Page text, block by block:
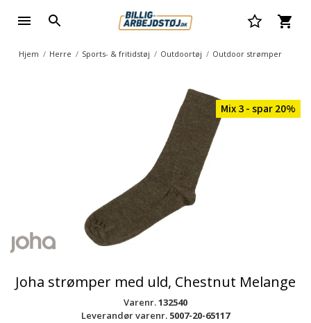
Hjem Herre Sports- & fritidstøj Outdoortøj Outdoor strømper
Mix 3 - spar 20%
Joha strømper med uld, Chestnut Melange
Varenr.132540
Leverandør varenr. 5007-20-65117